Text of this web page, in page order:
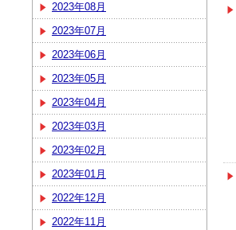
2023年08月
2023年07月
2023年06月
2023年05月
2023年04月
2023年03月
2023年02月
2023年01月
2022年12月
2022年11月